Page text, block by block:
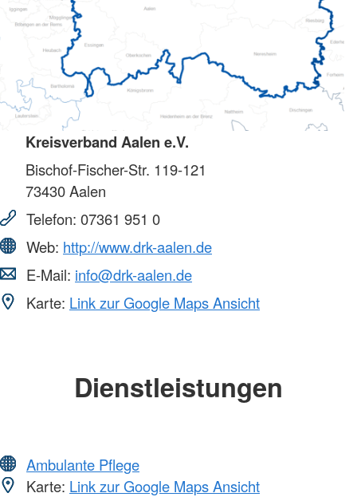
Kreisverband Aalen e.V.
Bischof-Fischer-Str. 119-121
73430Aalen
Telefon: 07361 951 0
Web: http://www.drk-aalen.de
E-Mail: info@drk-aalen.de
Karte: Link zur Google Maps Ansicht
Dienstleistungen
Ambulante Pflege
Karte: Link zur Google Maps Ansicht